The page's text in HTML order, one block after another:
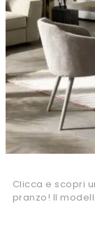
Clicca e scopri
pranzo! Il